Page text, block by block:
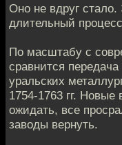
Оно не вдруг
длительный
По масштабу с
сравнится
уральских
1754-1763 гг.
ожидать, все
заводы вернуть.